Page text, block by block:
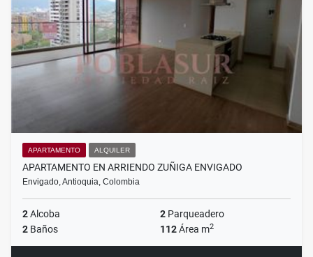
APARTAMENTO ALQUILER
APARTAMENTO EN ARRIENDO ZUÑIGA ENVIGADO
Envigado, Antioquia, Colombia
2Alcoba 2 Parqueadero
2 Baños 112Área m2